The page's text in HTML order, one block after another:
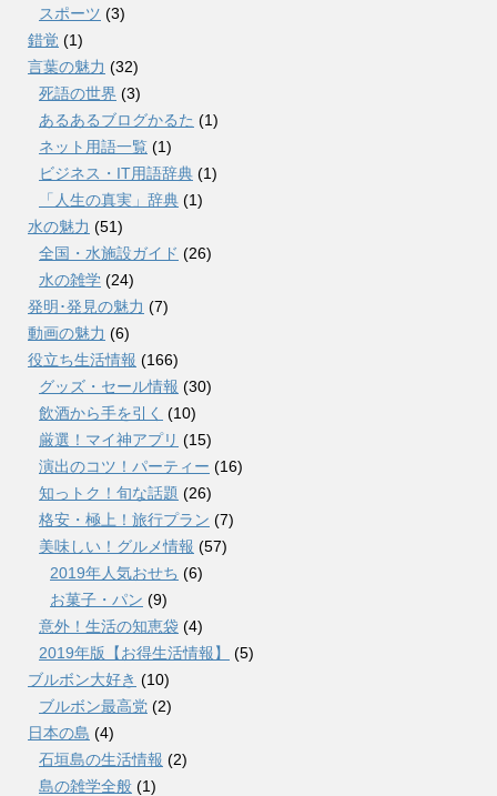
スポーツ (3)
錯覚 (1)
言葉の魅力 (32)
死語の世界 (3)
あるあるブログかるた (1)
ネット用語一覧 (1)
ビジネス・IT用語辞典 (1)
「人生の真実」辞典 (1)
水の魅力 (51)
全国・水施設ガイド (26)
水の雑学 (24)
発明･発見の魅力 (7)
動画の魅力 (6)
役立ち生活情報 (166)
グッズ・セール情報 (30)
飲酒から手を引く (10)
厳選！マイ神アプリ (15)
演出のコツ！パーティー (16)
知っトク！旬な話題 (26)
格安・極上！旅行プラン (7)
美味しい！グルメ情報 (57)
2019年人気おせち (6)
お菓子・パン (9)
意外！生活の知恵袋 (4)
2019年版【お得生活情報】
(5)
ブルボン大好き (10)
ブルボン最高党 (2)
日本の島 (4)
石垣島の生活情報 (2)
島の雑学全般 (1)